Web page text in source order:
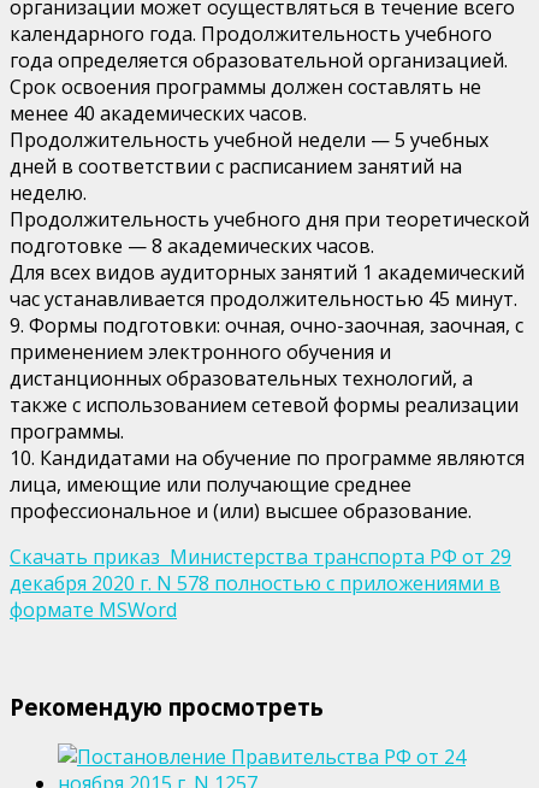
организации может осуществляться в течение всего
календарного года. Продолжительность учебного
года определяется образовательной организацией.
Срок освоения программы должен составлять не
менее 40 академических часов.
Продолжительность учебной недели — 5 учебных
дней в соответствии с расписанием занятий на
неделю.
Продолжительность учебного дня при теоретической
подготовке — 8 академических часов.
Для всех видов аудиторных занятий 1 академический
час устанавливается продолжительностью 45 минут.
9. Формы подготовки: очная, очно-заочная, заочная, с
применением электронного обучения и
дистанционных образовательных технологий, а
также с использованием сетевой формы реализации
программы.
10. Кандидатами на обучение по программе являются
лица, имеющие или получающие среднее
профессиональное и (или) высшее образование.
Скачать приказ Министерства транспорта РФ от 29
декабря 2020 г. N 578 полностью с приложениями в
формате MSWord
Рекомендую просмотреть